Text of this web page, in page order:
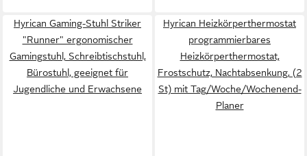
Hyrican Gaming-Stuhl Striker
"Runner" ergonomischer
Gamingstuhl, Schreibtischstuhl,
Bürostuhl, geeignet für
Jugendliche und Erwachsene
Hyrican Heizkörperthermostat
programmierbares
Heizkörperthermostat,
Frostschutz, Nachtabsenkung, (2
St) mit Tag/Woche/Wochenend-
Planer